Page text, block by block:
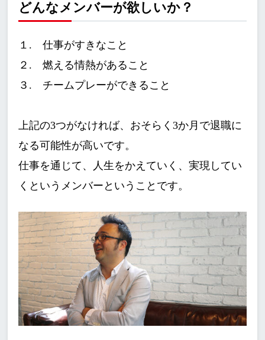
どんなメンバーが欲しいか？
１. 仕事がすきなこと
２. 燃える情熱があること
３. チームプレーができること
上記の3つがなければ、おそらく3か月で退職に
なる可能性が高いです。
仕事を通じて、人生をかえていく、実現してい
くというメンバーということです。